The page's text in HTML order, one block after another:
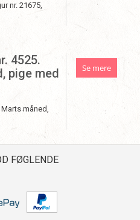
nr. 21675,
4525.
pige med
måned,
Se mere
FØGLENDE